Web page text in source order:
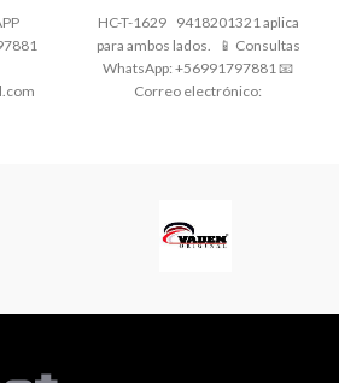
HC-T-1629 9418201321 aplica
para ambos lados. 📱 Consultas
WhatsApp: +56991797881 📧
Correo electrónico: